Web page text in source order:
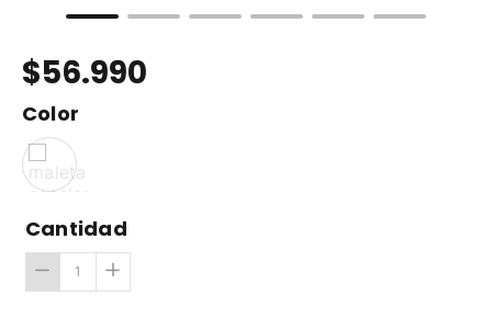
$56.990
Color
Cantidad